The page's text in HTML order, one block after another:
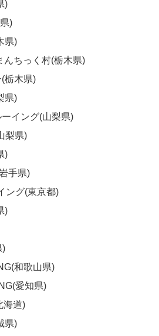
)
)
県)
んちっく村(栃木県)
(栃木県)
県)
ーイング(山梨県)
梨県)
)
手県)
ング(東京都)
)
)
和歌山県)
愛知県)
海道)
県)